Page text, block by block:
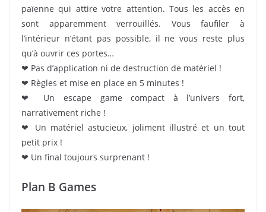
païenne qui attire votre attention. Tous les accès en
sont apparemment verrouillés. Vous faufiler à
l’intérieur n’étant pas possible, il ne vous reste plus
qu’à ouvrir ces portes…
❤ Pas d’application ni de destruction de matériel !
❤ Règles et mise en place en 5 minutes !
❤ Un escape game compact à l’univers fort,
narrativement riche !
❤ Un matériel astucieux, joliment illustré et un tout
petit prix !
❤ Un final toujours surprenant !
Plan B Games